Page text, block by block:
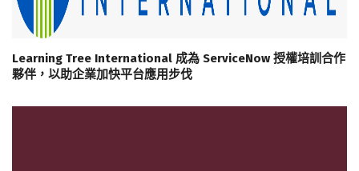
Learning Tree International 成為 ServiceNow 授權培訓合作
夥伴，以助企業加快平台應用步伐